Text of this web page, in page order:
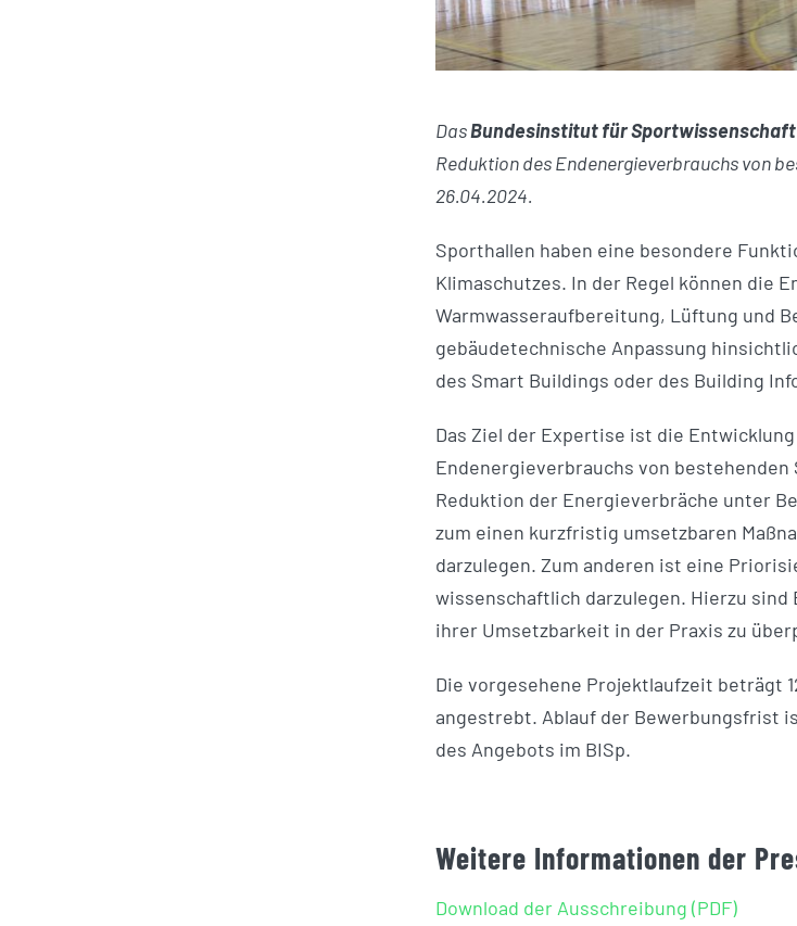
DasBundesinstitut für Sportwissenschaft
Reduktion des Endenergieverbrauchs von
26.04.2024.
Sporthallen haben eine besondere
Klimaschutzes. In der Regel können die
Warmwasseraufbereitung, Lüftung und
gebäudetechnische Anpassung
des Smart Buildings oder des Building
Das Ziel der Expertise ist die
Endenergieverbrauchs von
Reduktion der Energieverbräche unter
zum einen kurzfristig umsetzbaren
darzulegen. Zum anderen ist eine
wissenschaftlich darzulegen. Hierzu
ihrer Umsetzbarkeit in der Praxis zu
Die vorgesehene Projektlaufzeit beträgt
angestrebt. Ablauf der Bewerbungsfrist
des Angebots im BISp.
Weitere Informationen der
Download der Ausschreibung (PDF)